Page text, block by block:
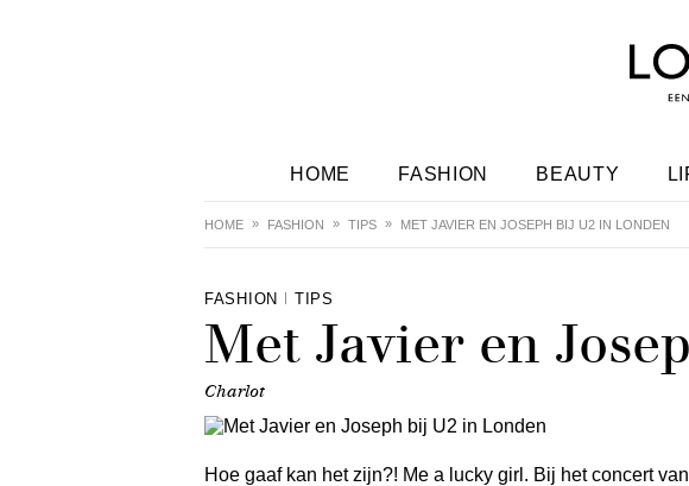
HOME FASHION BEAUTY
HOME FASHION TIPS MET JAVIER EN JOSEPH BIJ U2 IN LONDEN
FASHION TIPS
Met Javier en
Charlot
Hoe gaaf kan het zijn?! Me a lucky girl. Bij het concert